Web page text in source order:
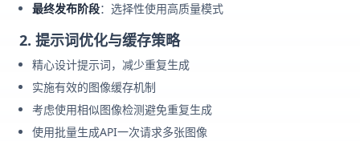
最终发布阶段：选择性使用高质量模式
2. 提示词优化与缓存策略
精心设计提示词，减少重复生成
实施有效的图像缓存机制
考虑使用相似图像检测避免重复生成
使用批量生成API一次请求多张图像